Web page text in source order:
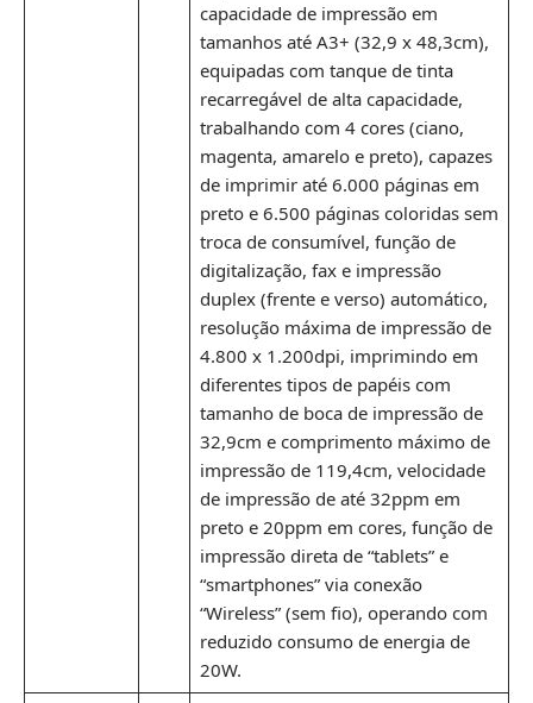
capacidade de impressão em
tamanhos até A3+ (32,9 x 48,3cm),
equipadas com tanque de tinta
recarregável de alta capacidade,
trabalhando com 4 cores (ciano,
magenta, amarelo e preto), capazes
de imprimir até 6.000 páginas em
preto e 6.500 páginas coloridas sem
troca de consumível, função de
digitalização, fax e impressão
duplex (frente e verso) automático,
resolução máxima de impressão de
4.800 x 1.200dpi, imprimindo em
diferentes tipos de papéis com
tamanho de boca de impressão de
32,9cm e comprimento máximo de
impressão de 119,4cm, velocidade
de impressão de até 32ppm em
preto e 20ppm em cores, função de
impressão direta de “tablets” e
“smartphones” via conexão
“Wireless” (sem fio), operando com
reduzido consumo de energia de
20W.